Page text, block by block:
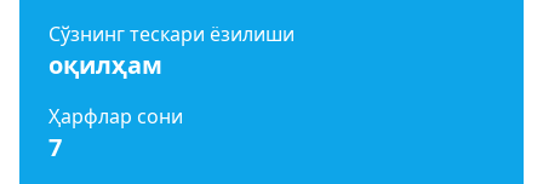
Сўзнинг тескари ёзилиши
оқилҳам
Ҳарфлар сони
7